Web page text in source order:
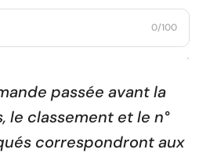
0/100
.
passée avant la
le classement et le n°
correspondront aux